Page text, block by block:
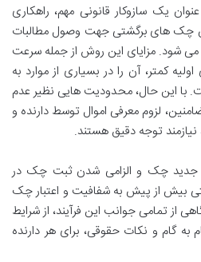
یک سازوکار قانونی مهم، راهکاری
چک های برگشتی جهت وصول مطالبات
شود. مزایای این روش از جمله سرعت
کمتر، آن را در بسیاری از موارد به
با این حال، محدودیت هایی نظیر عدم
لزوم معرفی اموال توسط دارنده و
توجه دقیق هستند.
جدید چک و الزامی شدن ثبت چک در
بیش از پیش به شفافیت و اعتبار چک
از تمامی جوانب این فرآیند، از شرایط
به گام و نکات حقوقی، برای هر دارنده